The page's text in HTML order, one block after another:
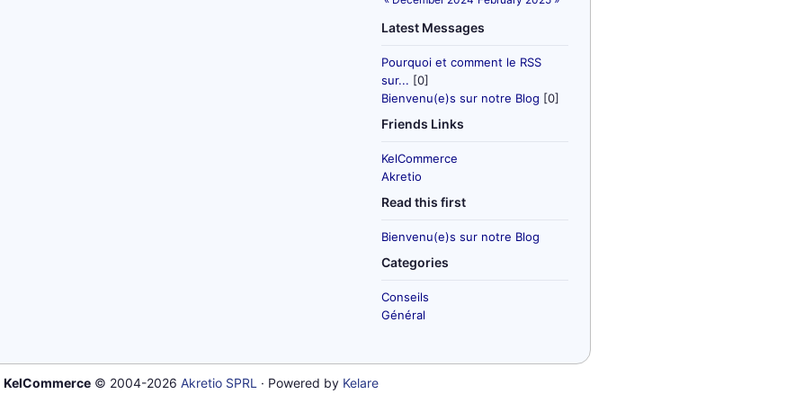
Latest Messages
Pourquoi et comment le RSS
sur... [0]
Bienvenu(e)s sur notre Blog [0]
Friends Links
KelCommerce
Akretio
Read this first
Bienvenu(e)s sur notre Blog
Categories
Conseils
Général
KelCommerce© 2004-2026 Akretio SPRL · Powered by Kelare